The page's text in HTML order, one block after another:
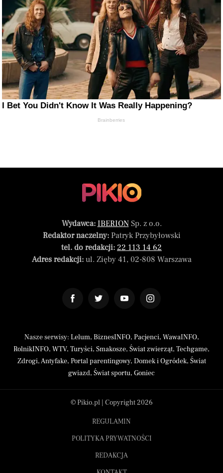
I Bet You Didn't Know It Was Really Happening?
Brainberries
Wydawca: IBERIONSp. z o.o.
Redaktor naczelny:Patryk Przybyłowski
tel. do redakcji: 22 113 14 62
Adres redakcji:ul. Zięby 41, 02-808 Warszawa
Nasze serwisy: Lelum, BiznesINFO, Pacjenci, WawaINFO,
RolnikINFO, WTV, Turyści, Smakosze, Świat zwierząt, Techgame,
Zdrogi,Antyfake, Portal parentingowy, Domek i Ogródek, Świat
gwiazd, Świat sportu, Goniec
© Pikio.pl | Copyright 2026
REGULAMIN
POLITYKA PRYWATNOŚCI
REDAKCJA